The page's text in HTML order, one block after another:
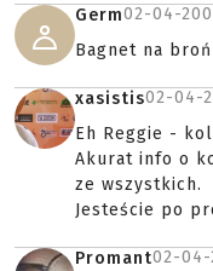
Germ02-04-
Bagnet na broń
xasistis02-04-
Eh Reggie -
Akurat info o
ze wszystkich.
Jesteście po
Promant02-04-